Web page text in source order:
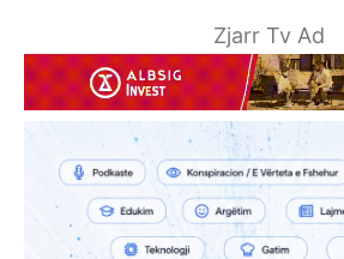
Zjarr Tv Ad